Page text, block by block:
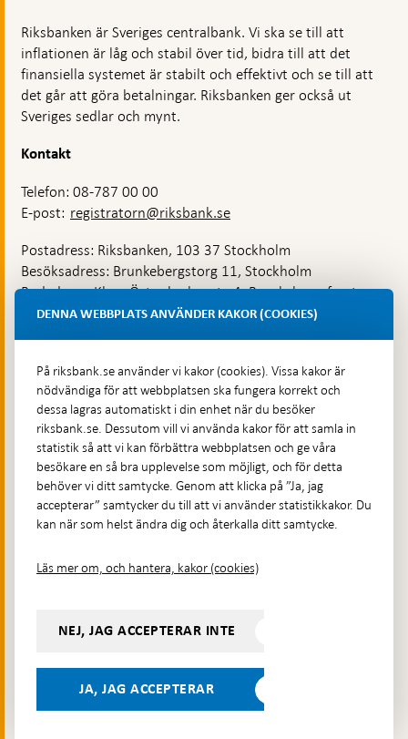
Riksbanken är Sveriges centralbank. Vi ska se till att
inflationen är låg och stabil över tid, bidra till att det
finansiella systemet är stabilt och effektivt och se till att
det går att göra betalningar. Riksbanken ger också ut
Sveriges sedlar och mynt.
Kontakt
Telefon: 08-787 00 00
E-post: registratorn@riksbank.se
Postadress: Riksbanken, 103 37 Stockholm
Besöksadress: Brunkebergstorg 11, Stockholm
Budadress: Klara Östra kyrkogata 4, Brunkebergsfaret,
Lastplats 6
Hitta direkt
Frågor och svar-
Öppnas
i
ny
flik
Till Riksbankens webbarkiv-
Öppnas
i
ny
Presskontakt
Integritetspolicy
Följ oss på sociala medier
YouTubeDela på:
Facebook
Dela på:
Instagram
Dela
på:
Bluesky
DENNA WEBBPLATS ANVÄNDER KAKOR (COOKIES)
På riksbank.se använder vi kakor (cookies). Vissa kakor är
nödvändiga för att webbplatsen ska fungera korrekt och
dessa lagras automatiskt i din enhet när du besöker
riksbank.se. Dessutom vill vi använda kakor för att samla in
statistik så att vi kan förbättra webbplatsen och ge våra
besökare en så bra upplevelse som möjligt, och för detta
behöver vi ditt samtycke. Genom att klicka på ”Ja, jag
accepterar” samtycker du till att vi använder statistikkakor. Du
kan när som helst ändra dig och återkalla ditt samtycke.
Läs mer om, och hantera, kakor (cookies)
NEJ, JAG ACCEPTERAR INTE
JA, JAG ACCEPTERAR